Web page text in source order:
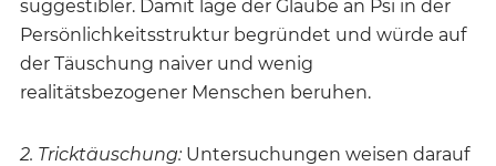
suggestibler. Damit läge der Glaube an Psi in der
Persönlichkeitsstruktur begründet und würde auf
der Täuschung naiver und wenig
realitätsbezogener Menschen beruhen.
2. Tricktäuschung: Untersuchungen weisen darauf